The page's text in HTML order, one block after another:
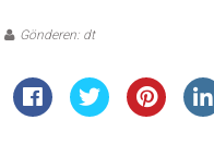
Gönderen: dt